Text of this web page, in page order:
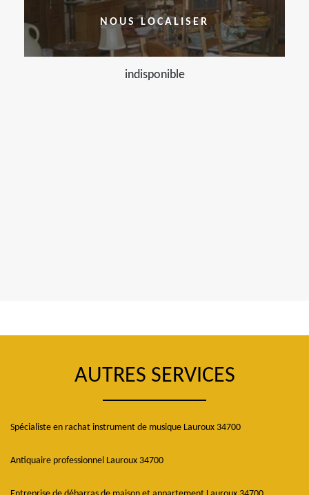
NOUS LOCALISER
indisponible
AUTRES SERVICES
Spécialiste en rachat instrument de musique Lauroux 34700
Antiquaire professionnel Lauroux 34700